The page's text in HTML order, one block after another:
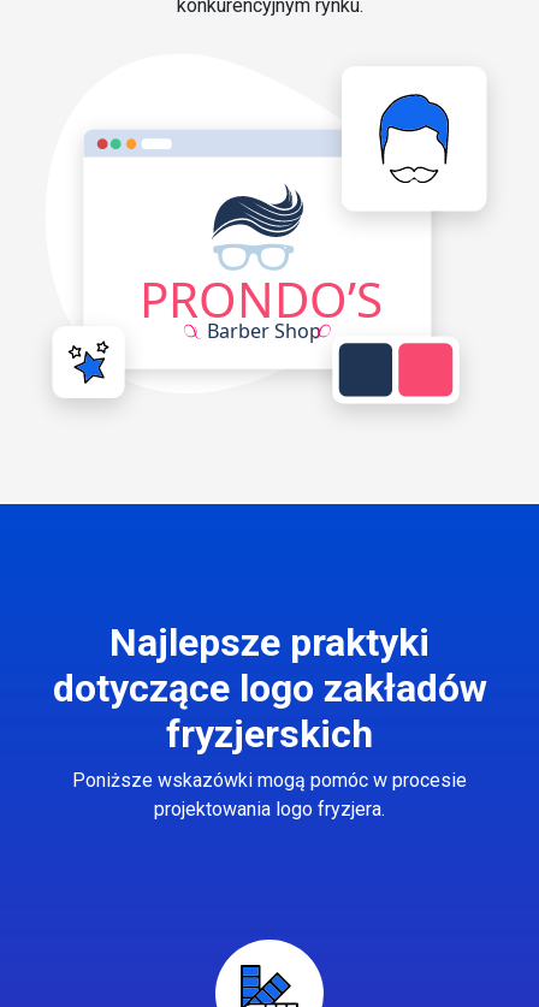
konkurencyjnym rynku.
Najlepsze praktyki
dotyczące logo zakładów
fryzjerskich
Poniższe wskazówki mogą pomóc w procesie
projektowania logo fryzjera.